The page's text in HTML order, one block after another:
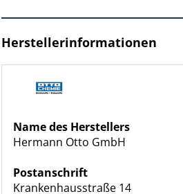
Herstellerinformationen
Name des Herstellers
Hermann Otto GmbH
Postanschrift
Krankenhausstraße 14